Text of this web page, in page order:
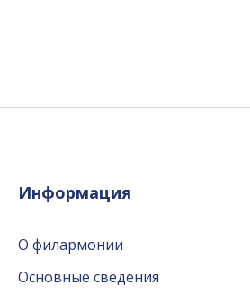
Информация
О филармонии
Основные сведения